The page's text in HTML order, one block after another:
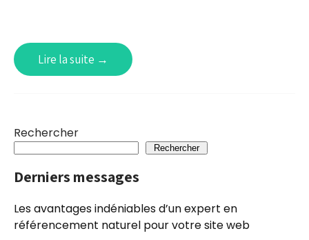
Lire la suite →
Rechercher
Rechercher
Derniers messages
Les avantages indéniables d’un expert en
référencement naturel pour votre site web